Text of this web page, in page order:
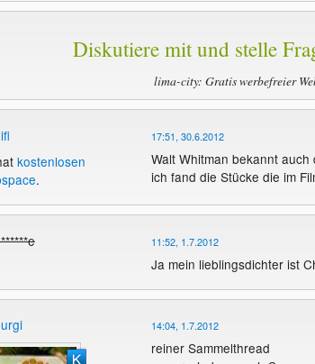
Diskutiere mit und stelle
lima-city: Gratis werbefreier
kostenlosen
.
17:51, 30.6.2012
Walt Whitman bekannt auch
ich fand die Stücke die im
11:52, 1.7.2012
Ja mein lieblingsdichter ist
14:04, 1.7.2012
reiner Sammelthread